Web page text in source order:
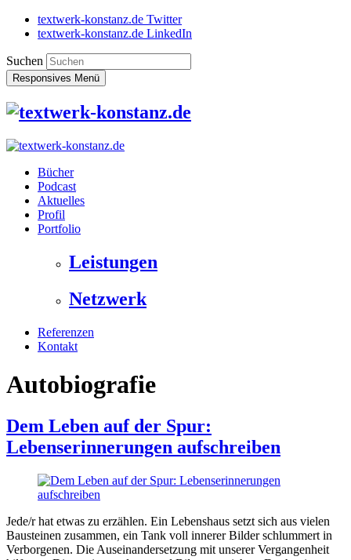
textwerk-konstanz.de Twitter
textwerk-konstanz.de LinkedIn
Suchen
Responsives Menü
Bücher
Podcast
Aktuelles
Profil
Portfolio
Leistungen
Netzwerk
Referenzen
Kontakt
Autobiografie
Dem Leben auf der Spur:
Lebenserinnerungen aufschreiben
Jede/r hat etwas zu erzählen. Ein Lebenshaus setzt sich aus vielen
Bausteinen zusammen, ein Tank voll innerer Bilder schlummert in
Verborgenen. Die Auseinandersetzung mit unserer Vergangenheit